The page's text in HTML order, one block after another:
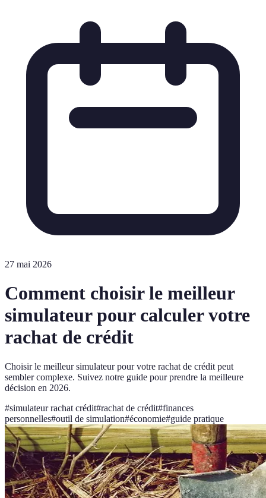
27 mai 2026
Comment choisir le meilleur
simulateur pour calculer votre
rachat de crédit
Choisir le meilleur simulateur pour votre rachat de crédit peut
sembler complexe. Suivez notre guide pour prendre la meilleure
décision en 2026.
#simulateur rachat crédit#rachat de crédit#finances
personnelles#outil de simulation#économie#guide pratique